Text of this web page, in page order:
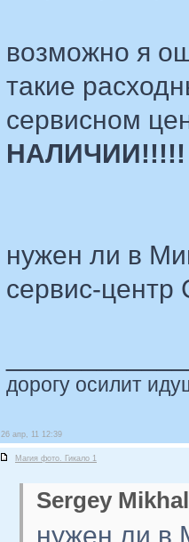
возможно я
такие
сервисном
НАЛИЧИИ!!!!!
нужен ли в
сервис-центр
дорогу осилит
26 апр, 11 12:39
Магия фото. Гикало 1
Sergey
нужен ли в